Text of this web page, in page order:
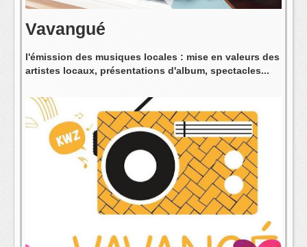
Vavangué
l'émission des musiques locales : mise en valeurs des
artistes locaux, présentations d'album, spectacles...